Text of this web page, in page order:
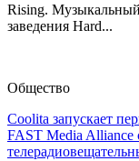
Rising.
заведения Hard...
Общество
Coolita запускает
FAST Media Alliance